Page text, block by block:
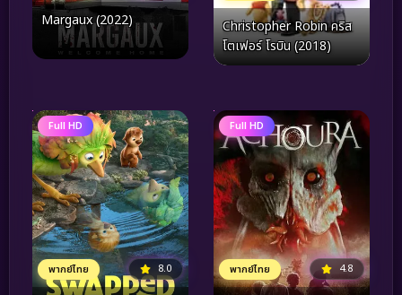
Margaux (2022)
Christopher Robin คริส
โตเฟอร์ โรบิน (2018)
Full HD
พากย์ไทย 8.0
Full HD
พากย์ไทย 4.8